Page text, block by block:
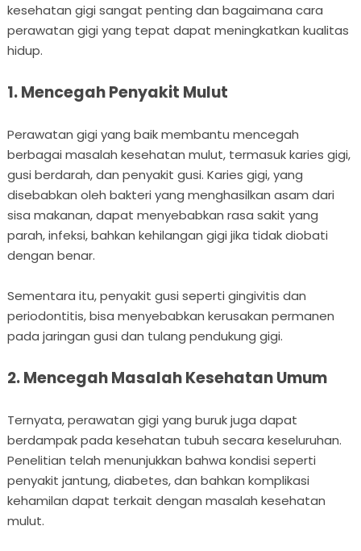
kesehatan gigi sangat penting dan bagaimana cara
perawatan gigi yang tepat dapat meningkatkan kualitas
hidup.
1. Mencegah Penyakit Mulut
Perawatan gigi yang baik membantu mencegah
berbagai masalah kesehatan mulut, termasuk karies gigi,
gusi berdarah, dan penyakit gusi. Karies gigi, yang
disebabkan oleh bakteri yang menghasilkan asam dari
sisa makanan, dapat menyebabkan rasa sakit yang
parah, infeksi, bahkan kehilangan gigi jika tidak diobati
dengan benar.
Sementara itu, penyakit gusi seperti gingivitis dan
periodontitis, bisa menyebabkan kerusakan permanen
pada jaringan gusi dan tulang pendukung gigi.
2. Mencegah Masalah Kesehatan Umum
Ternyata, perawatan gigi yang buruk juga dapat
berdampak pada kesehatan tubuh secara keseluruhan.
Penelitian telah menunjukkan bahwa kondisi seperti
penyakit jantung, diabetes, dan bahkan komplikasi
kehamilan dapat terkait dengan masalah kesehatan
mulut.